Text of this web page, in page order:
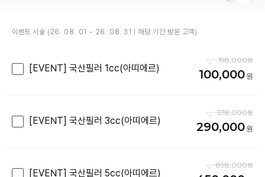
이벤트 시술 (26. 08. 01 ~ 26. 08. 31 | 해당 기간 방문 고객)
[EVENT] 국산필러 1cc(아띠에르)
198,000
100,000
[EVENT] 국산필러 3cc(아띠에르)
578,000
290,000
[EVENT] 국산필러 5cc(아띠에르)
898,000